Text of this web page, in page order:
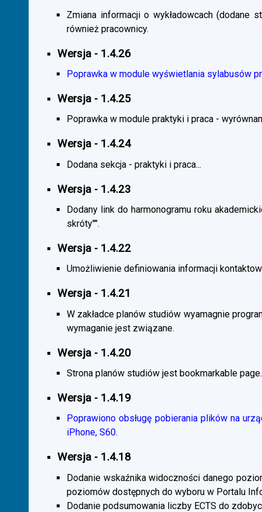
Zmiana informacji o wykładowcach (dodane
również pracownicy.
Wersja - 1.4.26
Poprawka w module wyświetlania sylabusów
Wersja - 1.4.25
Poprawka w module praktyki i praca -
Wersja - 1.4.24
Dodana sekcja - praktyki i praca...
Wersja - 1.4.23
Dodany link do harmonogramu roku
skróty"".
Wersja - 1.4.22
Umożliwienie definiowania informacji
Wersja - 1.4.21
W zakładce planów studiów wyamagnie
wymaganie jest związane.
Wersja - 1.4.20
Strona planów studiów jest bookmarkable page.
Wersja - 1.4.19
Poprawiono obsługę pobierania plików na
iPhone, S60.
Wersja - 1.4.18
Dodanie wskaźnika widoczności danego
poziomów dostępnych do wyboru w Portalu
Dodanie podsumowania liczby ECTS do